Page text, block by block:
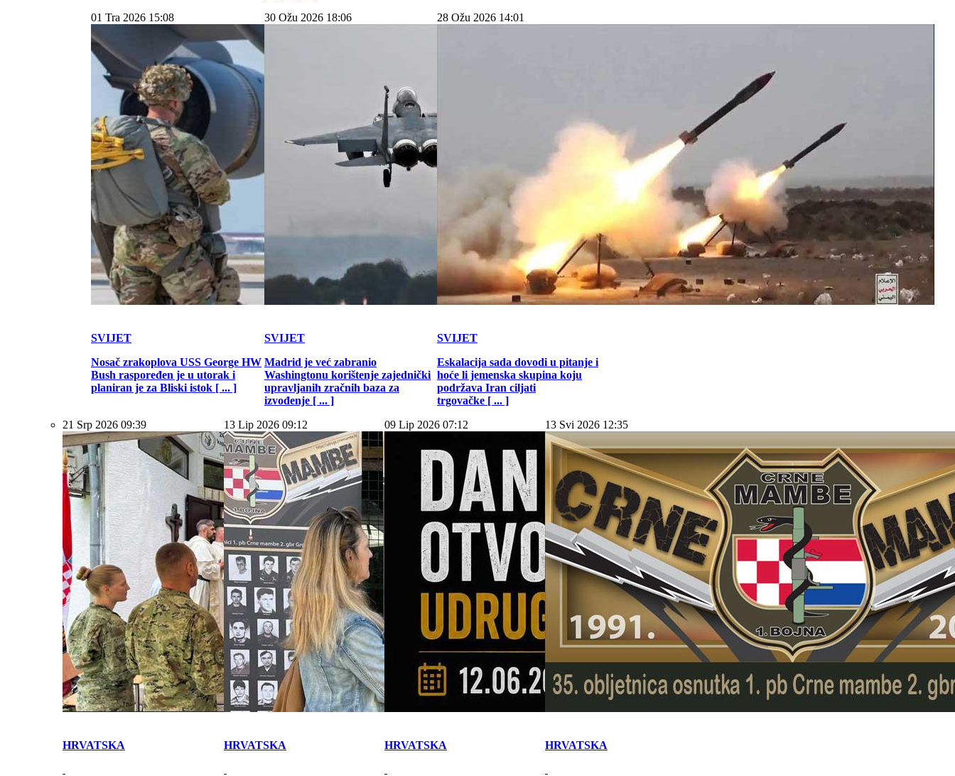
01 Tra 2026 15:08
SVIJET
Nosač zrakoplova USS George HW
Bush raspoređen je u utorak i
planiran je za Bliski istok [ ... ]
30 Ožu 2026 18:06
SVIJET
Madrid je već zabranio
Washingtonu korištenje zajednički
upravljanih zračnih baza za
izvođenje [ ... ]
28 Ožu 2026 14:01
SVIJET
Eskalacija sada dovodi u pitanje i
hoće li jemenska skupina koju
podržava Iran ciljati
trgovačke [ ... ]
21 Srp 2026 09:39
HRVATSKA
13 Lip 2026 09:12
HRVATSKA
09 Lip 2026 07:12
HRVATSKA
13 Svi 2026 12:35
HRVATSKA